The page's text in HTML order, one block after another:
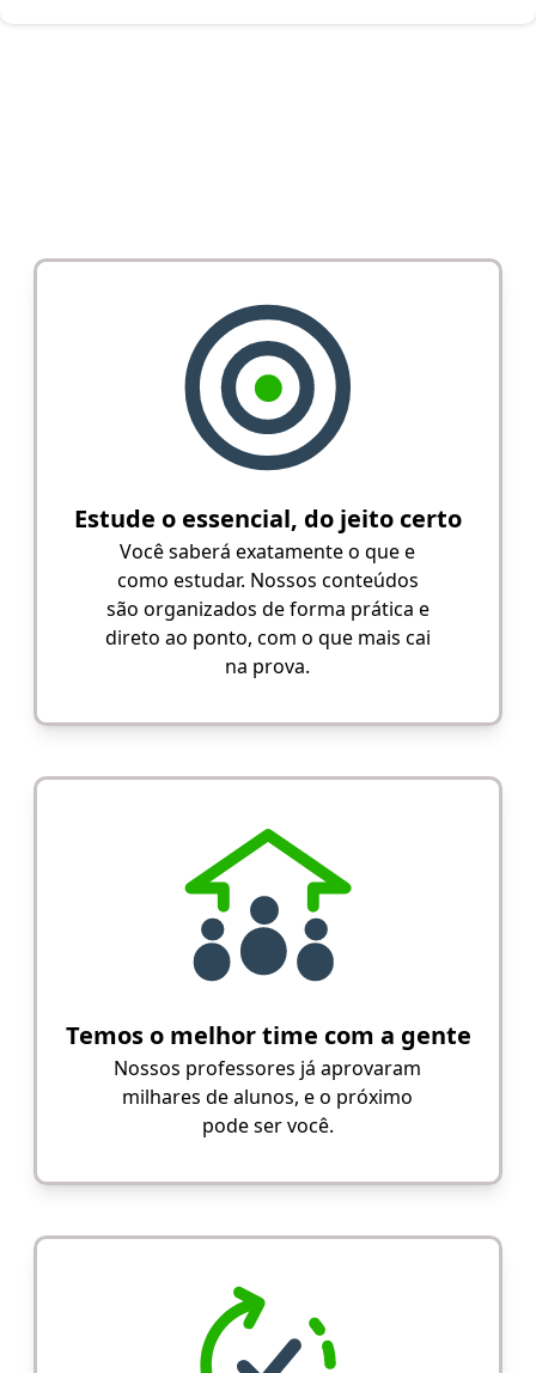
Estude o essencial, do jeito certo
Você saberá exatamente o que e
como estudar. Nossos conteúdos
são organizados de forma prática e
direto ao ponto, com o que mais cai
na prova.
Temos o melhor time com a gente
Nossos professores já aprovaram
milhares de alunos, e o próximo
pode ser você.